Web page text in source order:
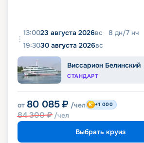
13:0023 августа 2026вс 8 дн/7 нч
19:3030 августа 2026вс
Виссарион Белинский
СТАНДАРТ
от 80 085 ₽ /чел
84 300₽ /чел
+1 000
Выбрать круиз